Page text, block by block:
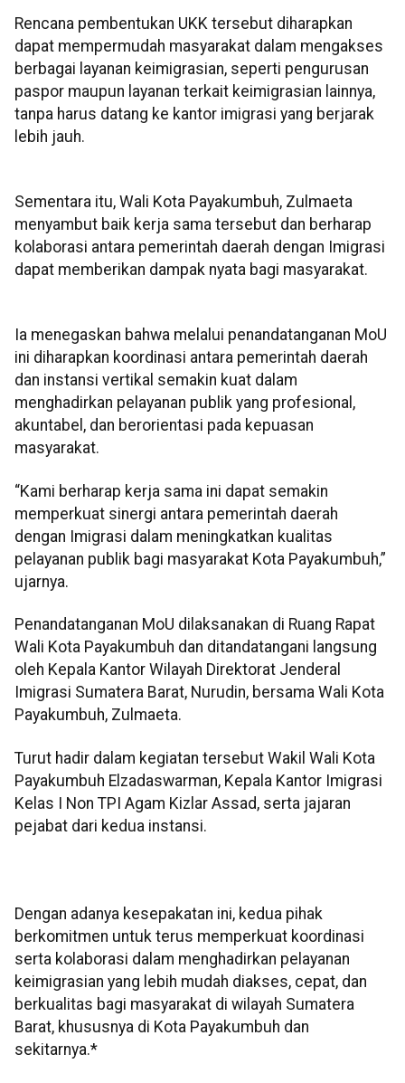
Rencana pembentukan UKK tersebut diharapkan
dapat mempermudah masyarakat dalam mengakses
berbagai layanan keimigrasian, seperti pengurusan
paspor maupun layanan terkait keimigrasian lainnya,
tanpa harus datang ke kantor imigrasi yang berjarak
lebih jauh.
Sementara itu, Wali Kota Payakumbuh, Zulmaeta
menyambut baik kerja sama tersebut dan berharap
kolaborasi antara pemerintah daerah dengan Imigrasi
dapat memberikan dampak nyata bagi masyarakat.
Ia menegaskan bahwa melalui penandatanganan MoU
ini diharapkan koordinasi antara pemerintah daerah
dan instansi vertikal semakin kuat dalam
menghadirkan pelayanan publik yang profesional,
akuntabel, dan berorientasi pada kepuasan
masyarakat.
“Kami berharap kerja sama ini dapat semakin
memperkuat sinergi antara pemerintah daerah
dengan Imigrasi dalam meningkatkan kualitas
pelayanan publik bagi masyarakat Kota Payakumbuh,”
ujarnya.
Penandatanganan MoU dilaksanakan di Ruang Rapat
Wali Kota Payakumbuh dan ditandatangani langsung
oleh Kepala Kantor Wilayah Direktorat Jenderal
Imigrasi Sumatera Barat, Nurudin, bersama Wali Kota
Payakumbuh, Zulmaeta.
Turut hadir dalam kegiatan tersebut Wakil Wali Kota
Payakumbuh Elzadaswarman, Kepala Kantor Imigrasi
Kelas I Non TPI Agam Kizlar Assad, serta jajaran
pejabat dari kedua instansi.
Dengan adanya kesepakatan ini, kedua pihak
berkomitmen untuk terus memperkuat koordinasi
serta kolaborasi dalam menghadirkan pelayanan
keimigrasian yang lebih mudah diakses, cepat, dan
berkualitas bagi masyarakat di wilayah Sumatera
Barat, khususnya di Kota Payakumbuh dan
sekitarnya.*